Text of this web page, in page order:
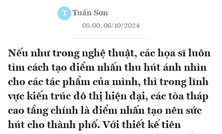
T Tuấn Sơn
08:00, 06/10/2024
Nếu như trong nghệ thuật, các họa sĩ luôn
tìm cách tạo điểm nhấn thu hút ánh nhìn
cho các tác phẩm của mình, thì trong lĩnh
vực kiến trúc đô thị hiện đại, các tòa tháp
cao tầng chính là điểm nhấn tạo nên sức
hút cho thành phố. Với thiết kế tiên